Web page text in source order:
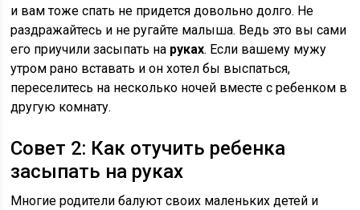
и вам тоже спать не придется довольно долго. Не
раздражайтесь и не ругайте малыша. Ведь это вы сами
его приучили засыпать на руках. Если вашему мужу
утром рано вставать и он хотел бы выспаться,
переселитесь на несколько ночей вместе с ребенком в
другую комнату.
Совет 2: Как отучить ребенка
засыпать на руках
Многие родители балуют своих маленьких детей и